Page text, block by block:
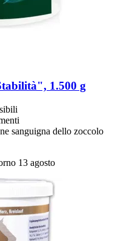
1.500 g
sanguigna dello zoccolo
13 agosto